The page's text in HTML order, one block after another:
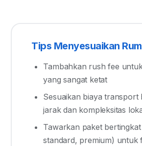
Tips Menyesuaikan
Tambahkan rush fee
yang sangat ketat
Sesuaikan biaya transport
jarak dan kompleksitas
Tawarkan paket
standard, premium) untuk